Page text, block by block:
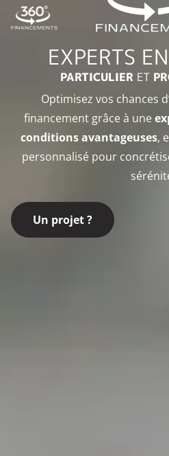
EXPERTS
PARTICULIER ET
Optimisez vos chances
financement grâce à une
conditions avantageuses,
personnalisé pour
Un projet ?